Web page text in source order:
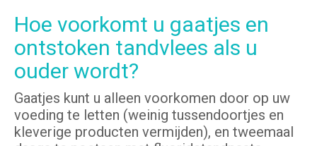
Hoe voorkomt u gaatjes en
ontstoken tandvlees als u
ouder wordt?
Gaatjes kunt u alleen voorkomen door op uw
voeding te letten (weinig tussendoortjes en
kleverige producten vermijden), en tweemaal